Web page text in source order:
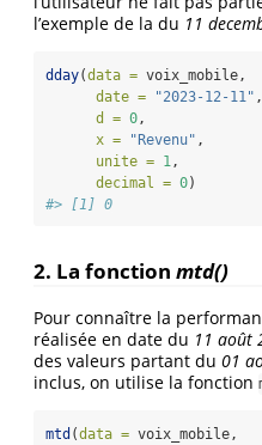
l’exemple de la du 11
dday(data = voix_mobile,
date =
"2023-12-11" ,
d = 0,
x =
"Revenu" ,
unite = 1,
decimal = 0)
#> [1] 0
2. La fonction mtd()
Pour connaître la
réalisée en date du 11 août
des valeurs partant du 01
inclus, on utilise la fonction
mtd (data = voix_mobile,